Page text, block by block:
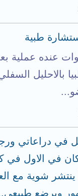
طبية
٣ سنوات عنده
بالاحليل
في دراعاتي
كان في الاول في
ينتشر شوية مع